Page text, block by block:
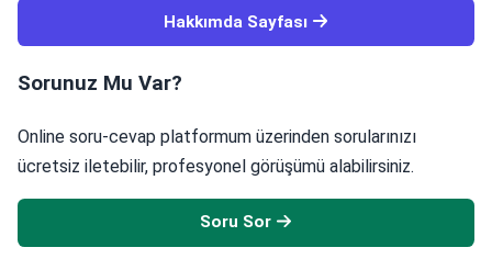
Hakkımda Sayfası
Sorunuz Mu Var?
Online soru-cevap platformum üzerinden sorularınızı
ücretsiz iletebilir, profesyonel görüşümü alabilirsiniz.
Soru Sor